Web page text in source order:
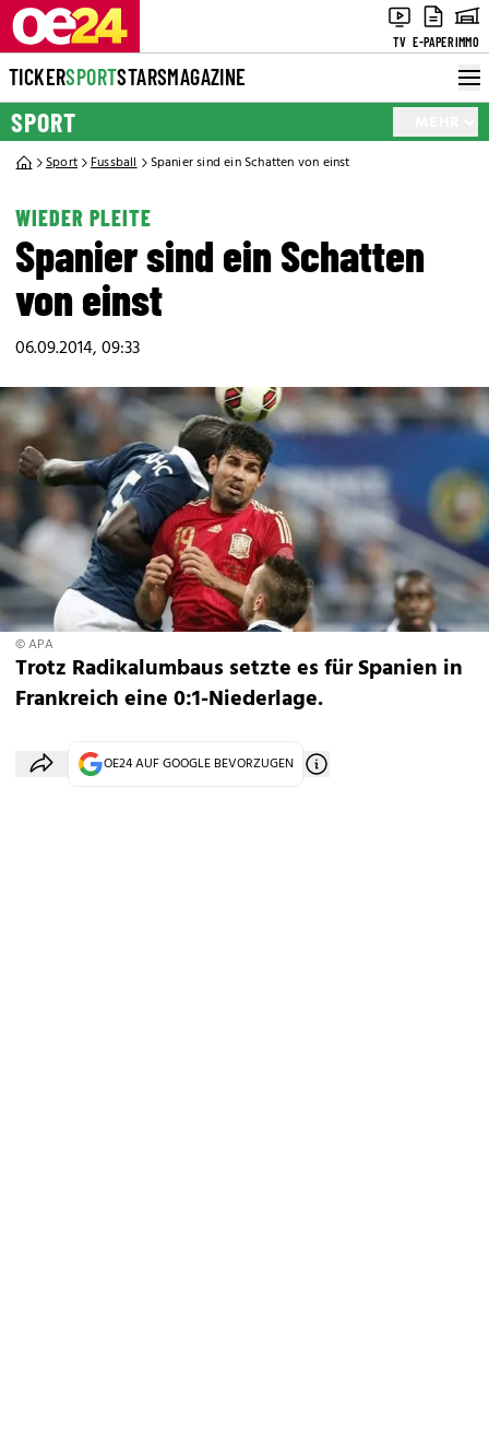
TV E-PAPERIMMO
TICKERSPORTSTARSMAGAZINE
SPORT
Sport Fussball Spanier sind ein Schatten von einst
WIEDER PLEITE
Spanier sind ein Schatten
von einst
06.09.2014, 09:33
© APA
Trotz Radikalumbaus setzte es für Spanien in
Frankreich eine 0:1-Niederlage.
OE24 AUF GOOGLE BEVORZUGEN